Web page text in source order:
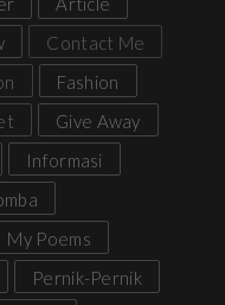
Contact Me
Fashion
Give Away
Informasi
My Poems
Pernik-Pernik